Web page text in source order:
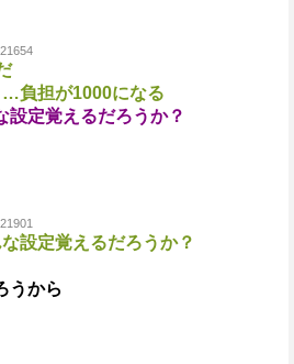
負担が1000になる
設定覚えるだろうか？
設定覚えるだろうか？
うから